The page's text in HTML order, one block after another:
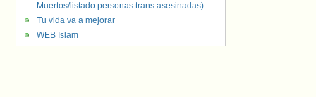
Muertos/listado personas trans asesinadas)
Tu vida va a mejorar
WEB Islam